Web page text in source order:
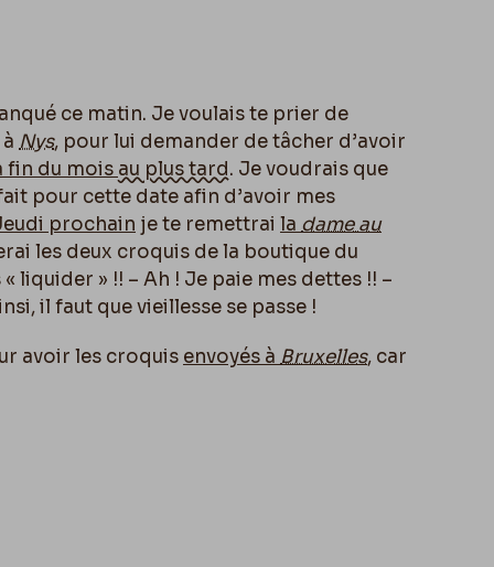
ce matin. Je voulais te prier de
Nys, pour lui demander de tâcher d’avoir
fin du mois au plus tard. Je voudrais que
pour cette date afin d’avoir mes
prochain je te remettrai la dame au
les deux croquis de la boutique du
liquider » !! – Ah ! Je paie mes dettes !! –
il faut que vieillesse se passe !
avoir les croquis envoyés à Bruxelles, car